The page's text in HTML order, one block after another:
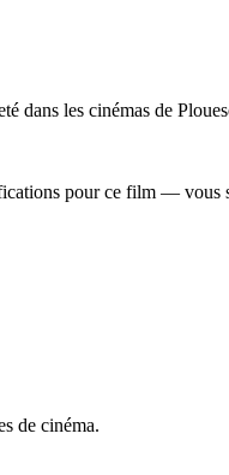
dans les cinémas de
pour ce film — vous
de cinéma.